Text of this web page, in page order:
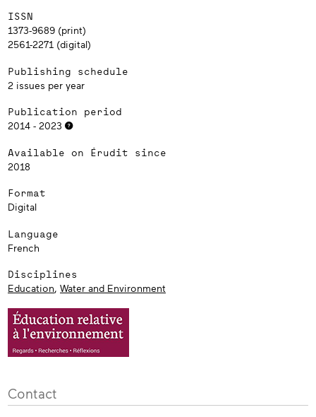
ISSN
1373-9689 (print)
2561-2271 (digital)
Publishing schedule
2 issues per year
Publication period
2014 - 2023
Available on Érudit since
2018
Format
Digital
Language
French
Disciplines
Education, Water and Environment
Contact